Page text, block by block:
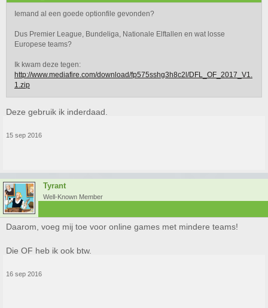
Iemand al een goede optionfile gevonden?
Dus Premier League, Bundeliga, Nationale Elftallen en wat losse
Europese teams?
Ik kwam deze tegen:
http://www.mediafire.com/download/fp575sshg3h8c2l/DFL_OF_2017_V1.
1.zip
Deze gebruik ik inderdaad.
15 sep 2016
Tyrant
Well-Known Member
Daarom, voeg mij toe voor online games met mindere teams!
Die OF heb ik ook btw.
16 sep 2016